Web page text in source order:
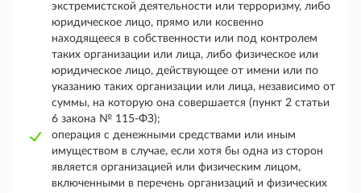
экстремистской деятельности или терроризму, либо
юридическое лицо, прямо или косвенно
находящееся в собственности или под контролем
таких организации или лица, либо физическое или
юридическое лицо, действующее от имени или по
указанию таких организации или лица, независимо от
суммы, на которую она совершается (пункт 2 статьи
6 закона № 115-ФЗ);
операция с денежными средствами или иным
имуществом в случае, если хотя бы одна из сторон
является организацией или физическим лицом,
включенными в перечень организаций и физических